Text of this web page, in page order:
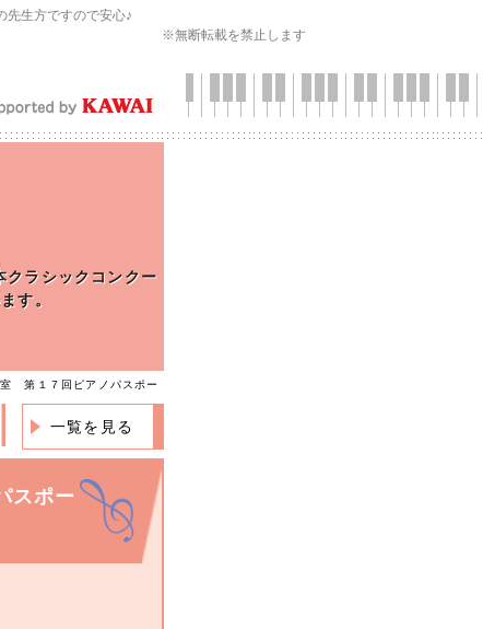
先生方ですので安心♪
※無断転載を禁止します
クラシックコンクー
す。
第１７回ピアノパスポー
一覧を見る
スポー